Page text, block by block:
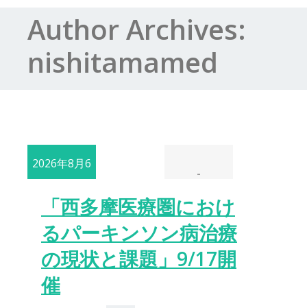
Author Archives:
nishitamamed
2026年8月6
-
「西多摩医療圏におけ
るパーキンソン病治療
の現状と課題」9/17開
催